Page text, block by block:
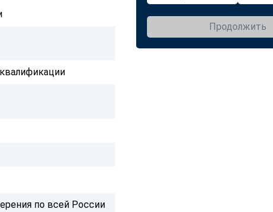
Продолжить
по всей России